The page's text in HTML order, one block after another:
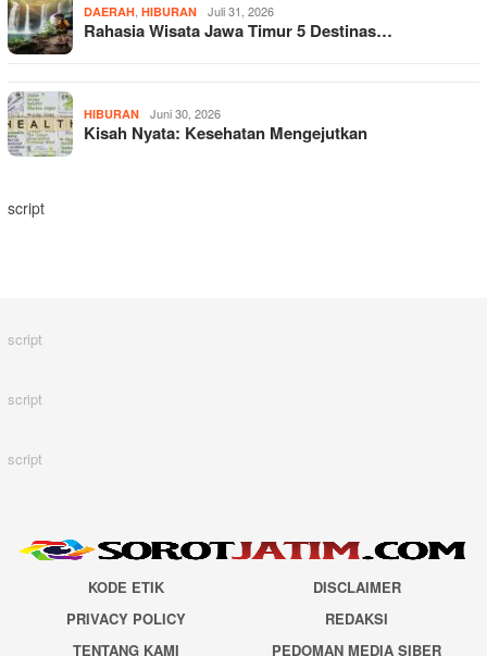
DAERAH HIBURAN Juli 31, 2026
Rahasia Wisata Jawa Timur 5 Destinas…
HIBURAN Juni 30, 2026
Kisah Nyata: Kesehatan Mengejutkan
script
script
script
script
KODE ETIK
DISCLAIMER
PRIVACY POLICY
REDAKSI
TENTANG KAMI
PEDOMAN MEDIA SIBER